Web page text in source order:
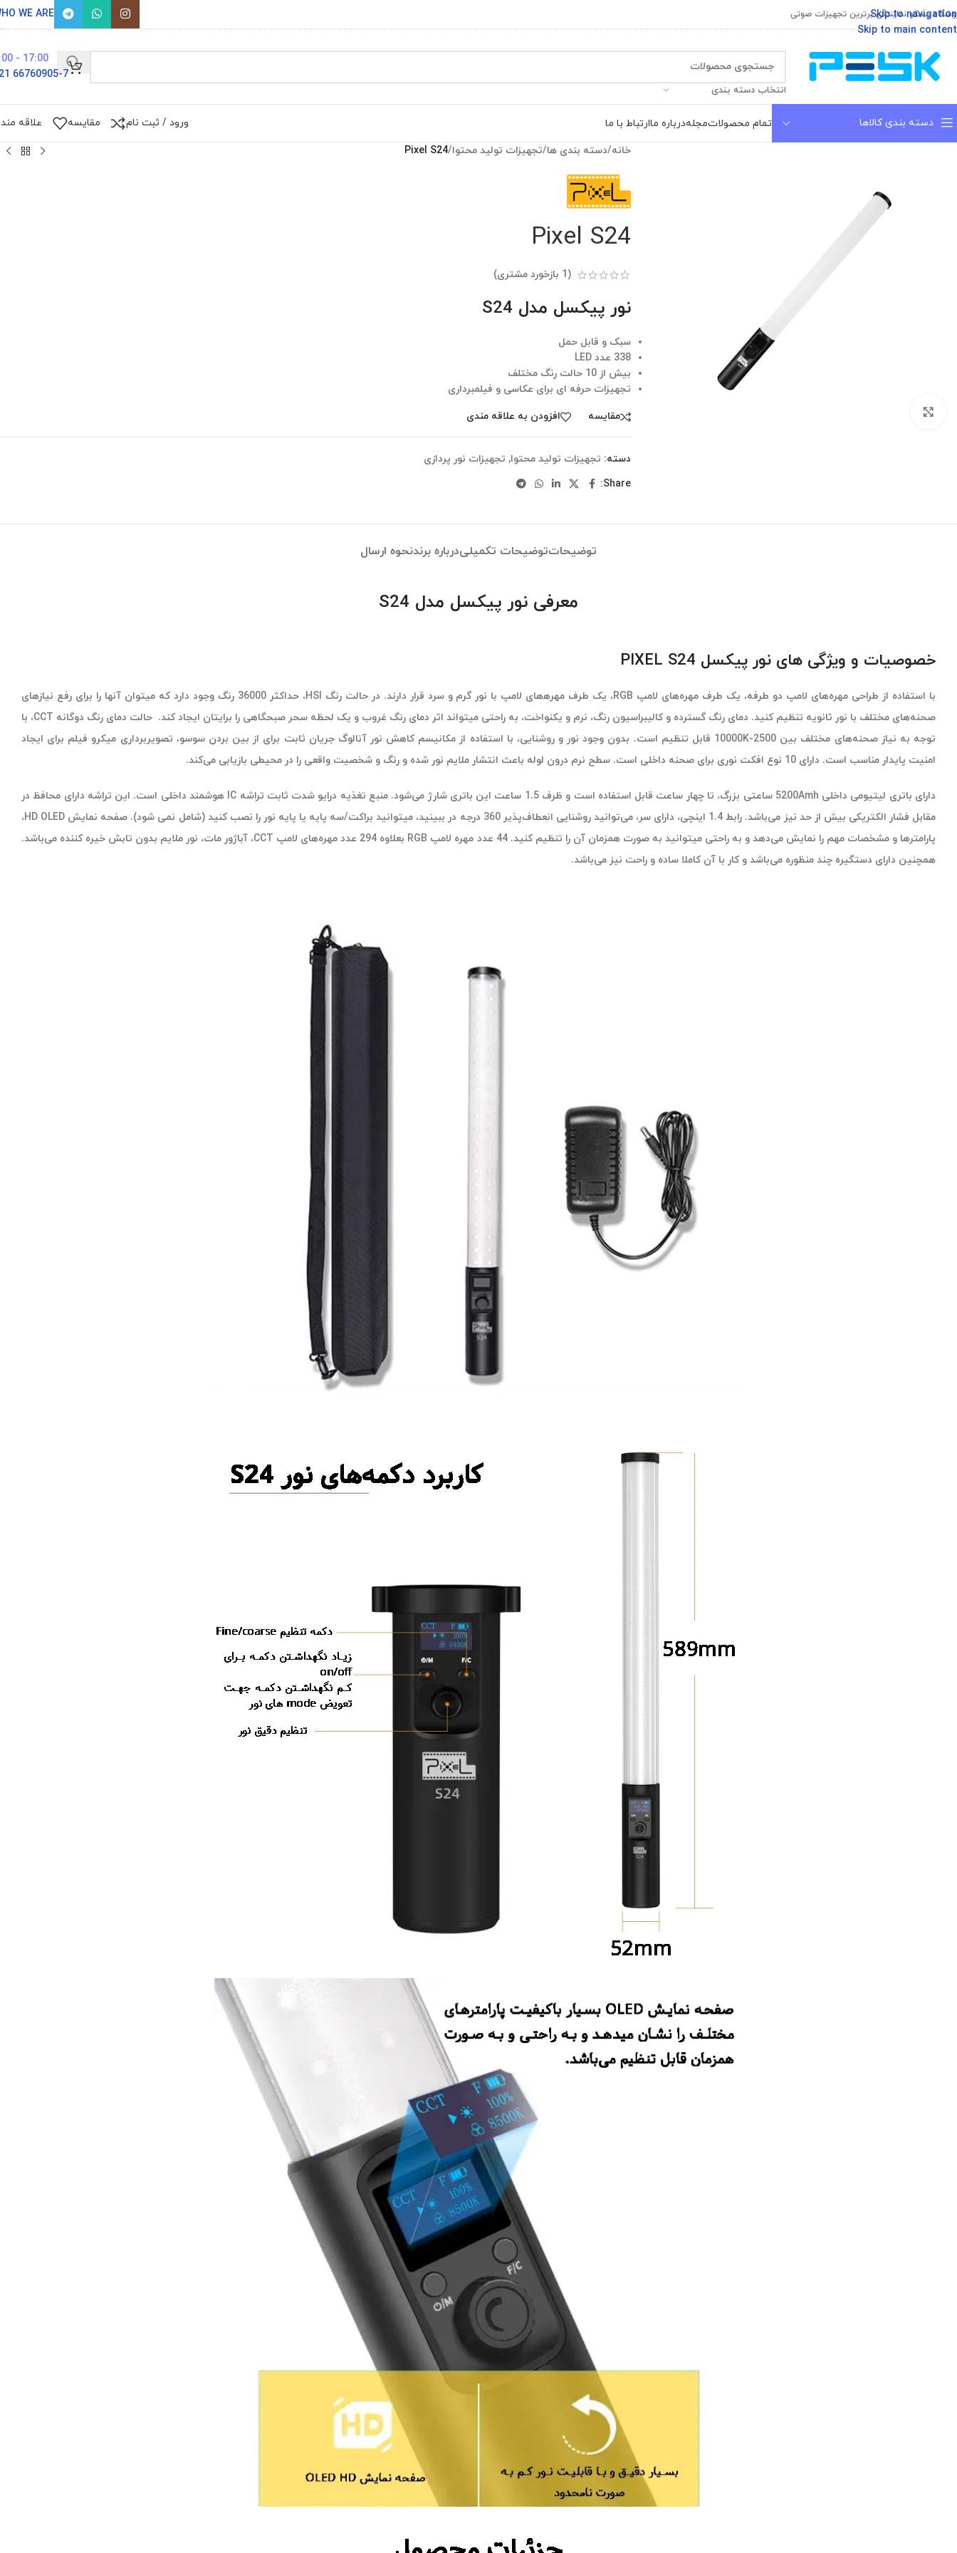
Skip to navigation
Skip to main content
پسکو نمایندگی برترین تجهیزات صوتی WE ARE
انتخاب دسته بندی
17:00 - 9:00
66760905-7 021
دسته بندی کالاها تمام محصولاتمجلهدرباره ماارتباط با ما ورود / ثبت نام مقایسه علاقه
خانه/دسته بندی ها/تجهیزات تولید محتوا/
Pixel S24
Pixel S24
(
1 بازخورد مشتری)
نور پیکسل مدل S24
سبک و قابل حمل
338 عدد LED
بیش از 10 حالت رنگ مختلف
تجهیزات حرفه ای برای عکاسی و فیلمبرداری
مقایسه افزودن به علاقه مندی
دسته: تجهیزات تولید محتوا, تجهیزات نور پردازی
Share:
توضیحاتتوضیحات تکمیلیدرباره برندنحوه ارسال
معرفی نور پیکسل مدل S24
خصوصیات و ویژگی های نور پیکسل PIXEL S24
با استفاده از طراحی مهره‌های لامپ دو طرفه، یک طرف مهره‌های لامپ RGB، یک طرف مهره‍‌های لامپ با نور گرم و سرد قرار دارند. در حالت رنگ HSI، حداکثر 36000 رنگ وجود دارد که میتوان آنها را برای رفع نیازهای
صحنه‌های مختلف با نور ثانویه تنظیم کنید. دمای رنگ گسترده و کالیبراسیون رنگ، نرم و یکنواخت، به راحتی میتواند اثر دمای رنگ غروب و یک لحظه سحر صبحگاهی را برایتان ایجاد کند. حالت دمای رنگ دوگانه CCT، با
توجه به نیاز صحنه‌های مختلف بین 2500-10000K قابل تنظیم است. بدون وجود نور و روشنایی، با استفاده از مکانیسم کاهش نور آنالوگ جریان ثابت برای از بین بردن سوسو، تصویربرداری میکرو فیلم برای ایجاد
امنیت پایدار مناسب است. دارای 10 نوع افکت نوری برای صحنه داخلی است. سطح نرم درون لوله باعث انتشار ملایم نور شده و رنگ و شخصیت واقعی را در محیطی بازیابی می‌کند.
دارای باتری لیتیومی داخلی 5200Amh ساعتی بزرگ، تا چهار ساعت قابل استفاده است و ظرف 1.5 ساعت این باتری شارژ می‌شود. منبع تغذیه درایو شدت ثابت تراشه IC هوشمند داخلی است. این تراشه دارای محافظ در
مقابل فشار الکتریکی بیش از حد نیز می‌باشد. رابط 1.4 اینچی، دارای سر، می‌توانید روشنایی انعطاف‌پذیر 360 درجه در ببینید، میتوانید براکت/سه پایه یا پایه نور را نصب کنید (شامل نمی شود). صفحه نمایش HD OLED،
پارامترها و مشخصات مهم را نمایش می‌دهد و به راحتی میتوانید به صورت همزمان آن را تنظیم کنید. 44 عدد مهره لامپ RGB بعلاوه 294 عدد مهره‌های لامپ CCT، آباژور مات، نور ملایم بدون تابش خیره کننده می‌باشد.
همچنین دارای دستگیره چند منظوره می‌باشد و کار با آن کاملا ساده و راحت نیز می‌باشد.